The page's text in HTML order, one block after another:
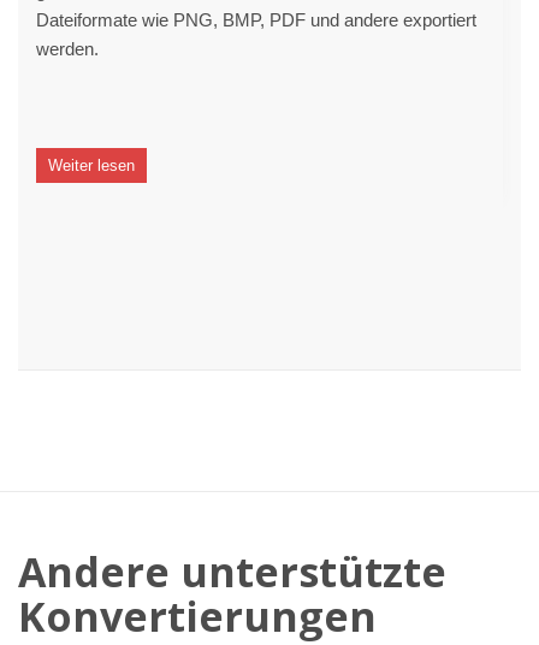
Dateiformate wie PNG, BMP, PDF und andere exportiert
werden.
Weiter lesen
Andere unterstützte
Konvertierungen